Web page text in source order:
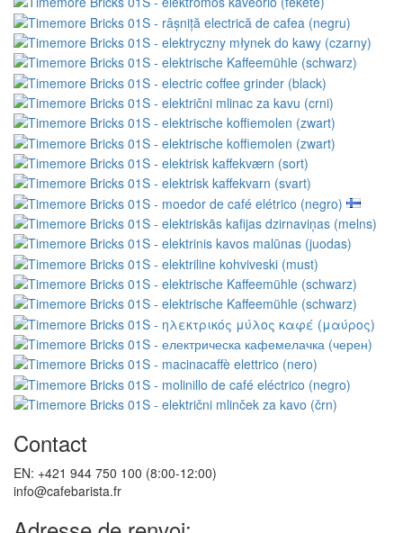
Contact
EN: +421 944 750 100 (8:00-12:00)
info@cafebarista.fr